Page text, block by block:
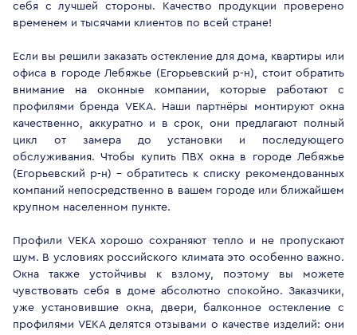
себя с лучшей стороны. Качество продукции проверено
временем и тысячами клиентов по всей стране!
Если вы решили заказать остекление для дома, квартиры или
офиса в городе Лебяжье (Егорьевский р-н), стоит обратить
внимание на оконные компании, которые работают с
профилями бренда VEKA. Наши партнёры монтируют окна
качественно, аккуратно и в срок, они предлагают полный
цикл от замера до установки и последующего
обслуживания. Чтобы купить ПВХ окна в городе Лебяжье
(Егорьевский р-н) - обратитесь к списку рекомендованных
компаний непосредственно в вашем городе или ближайшем
крупном населенном пункте.
Профили VEKA хорошо сохраняют тепло и не пропускают
шум. В условиях российского климата это особенно важно.
Окна также устойчивы к взлому, поэтому вы можете
чувствовать себя в доме абсолютно спокойно. Заказчики,
уже установившие окна, двери, балконное остекление с
профилями VEKA делятся отзывами о качестве изделий: они